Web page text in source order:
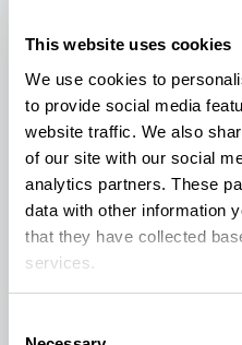
This website uses cookies
We use cookies to
to provide social media
website traffic. We also
of our site with our social
analytics partners. These
data with other information
that they have collected
services.